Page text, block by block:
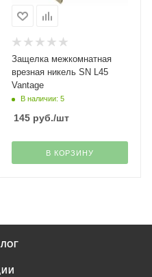
Защелка межкомнатная
врезная никель SN L45
Vantage
В наличии: 5
145руб./шт
В КОРЗИНУ